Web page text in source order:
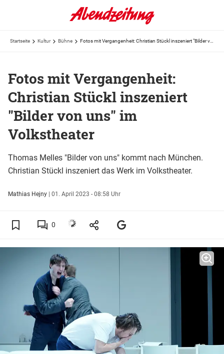
Startseite Kultur Bühne
Fotos mit Vergangenheit:
Christian Stückl inszeniert
"Bilder von uns" im
Volkstheater
Thomas Melles "Bilder von uns" kommt nach München.
Christian Stückl inszeniert das Werk im Volkstheater.
Mathias Hejny | 01. April 2023 - 08:58 Uhr
0